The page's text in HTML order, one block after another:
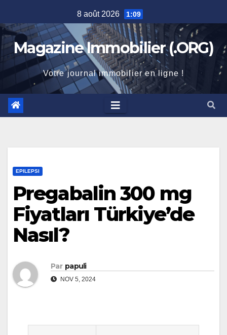
to
content
8 août 2026 1:09
Magazine Immobilier (.ORG)
Votre journal immobilier en ligne !
EPILEPSI
Pregabalin 300 mg
Fiyatları Türkiye’de
Nasıl?
Par papuli
NOV 5, 2024